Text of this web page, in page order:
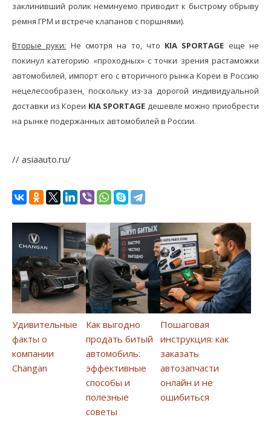
заклинивший ролик неминуемо приводит к быстрому обрыву
ремня ГРМ и встрече клапанов с поршнями).
Вторые руки: Не смотря на то, что KIA SPORTAGE еще не
покинул категорию «проходных» с точки зрения растаможки
автомобилей, импорт его с вторичного рынка Кореи в Россию
нецелесообразен, поскольку из-за дорогой индивидуальной
доставки из Кореи KIA SPORTAGE дешевле можно приобрести
на рынке подержанных автомобилей в России.
// asiaauto.ru/
Удивительные
факты о
компании
Changan
Как выгодно
продать битый
автомобиль:
эффективные
способы и
полезные
советы
Пошаговая
инструкция: как
заказать
автозапчасти
онлайн и не
ошибиться